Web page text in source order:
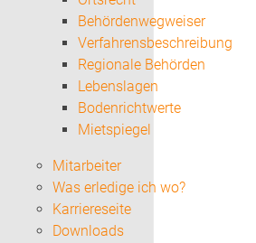
Behördenwegweiser
Verfahrensbeschreibung
Regionale Behörden
Lebenslagen
Bodenrichtwerte
Mietspiegel
Mitarbeiter
Was erledige ich wo?
Karriereseite
Downloads